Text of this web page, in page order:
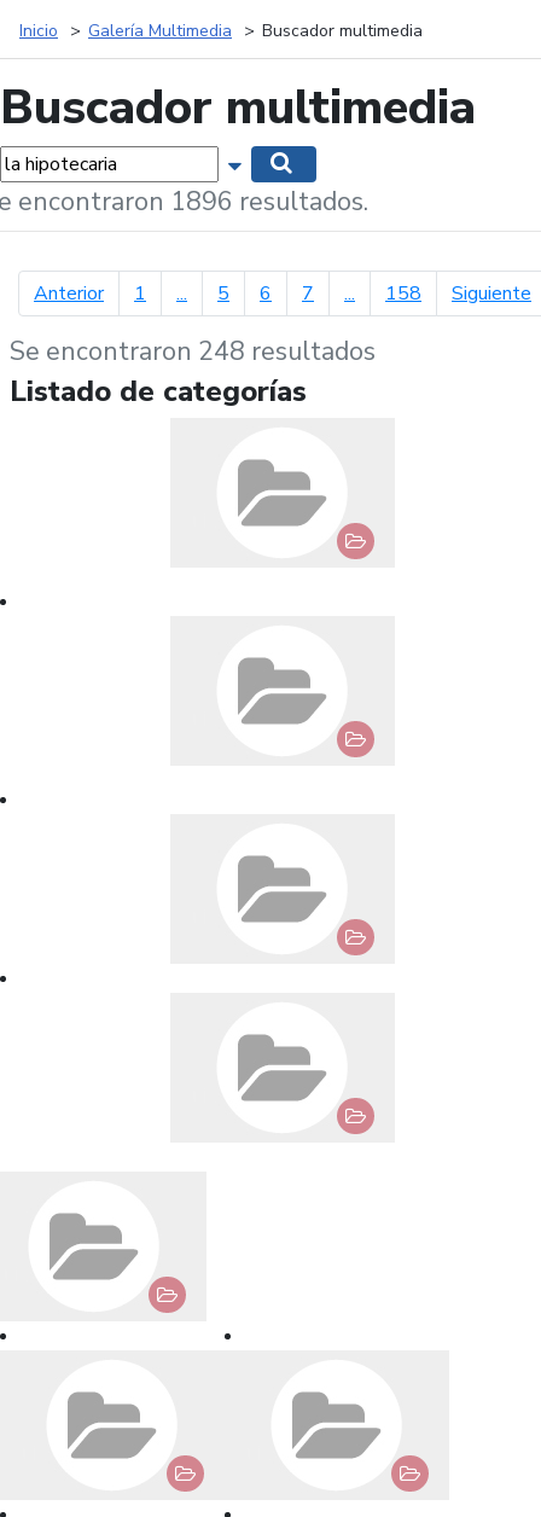
Inicio Galería Multimedia Buscador multimedia
Buscador multimedia
Mostrar opciones de búsqueda
encontraron 1896 resultados.
Anteriorpágina anterior
1 ... 5 6 7 ... 158 Siguiente
Se encontraron 248 resultados
Listado de categorías